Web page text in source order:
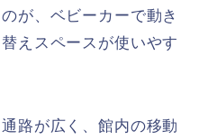
が、ベビーカーで動き
えスペースが使いやす
路が広く、館内の移動